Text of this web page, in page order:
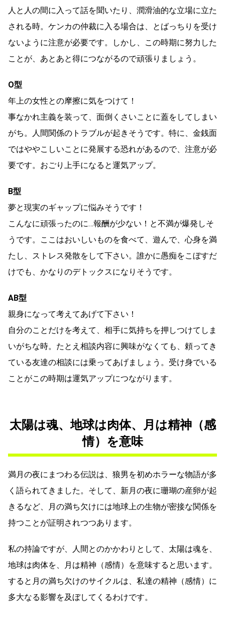
人と人の間に入って話を聞いたり、潤滑油的な立場に立た
される時。ケンカの仲裁に入る場合は、とばっちりを受け
ないように注意が必要です。しかし、この時期に努力した
ことが、あとあと得につながるので頑張りましょう。
O型
年上の女性との摩擦に気をつけて！
事なかれ主義を装って、面倒くさいことに蓋をしてしまい
がち。人間関係のトラブルが起きそうです。特に、金銭面
ではややこしいことに発展する恐れがあるので、注意が必
要です。おごり上手になると運気アップ。
B型
夢と現実のギャップに悩みそうです！
こんなに頑張ったのに…報酬が少ない！と不満が爆発しそ
うです。ここはおいしいものを食べて、遊んで、心身を満
たし、ストレス発散をして下さい。誰かに愚痴をこぼすだ
けでも、かなりのデトックスになりそうです。
AB型
親身になって考えてあげて下さい！
自分のことだけを考えて、相手に気持ちを押しつけてしま
いがちな時。たとえ相談内容に興味がなくても、頼ってき
ている友達の相談には乗ってあげましょう。受け身でいる
ことがこの時期は運気アップにつながります。
太陽は魂、地球は肉体、月は精神（感
情）を意味
満月の夜にまつわる伝説は、狼男を初めホラーな物語が多
く語られてきました。そして、新月の夜に珊瑚の産卵が起
きるなど、月の満ち欠けには地球上の生物が密接な関係を
持つことが証明されつつあります。
私の持論ですが、人間とのかかわりとして、太陽は魂を、
地球は肉体を、月は精神（感情）を意味すると思います。
すると月の満ち欠けのサイクルは、私達の精神（感情）に
多大なる影響を及ぼしてくるわけです。